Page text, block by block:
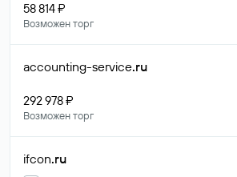
58 814 ₽
Возможен торг
accounting-service.ru
292 978 ₽
Возможен торг
ifcon.ru